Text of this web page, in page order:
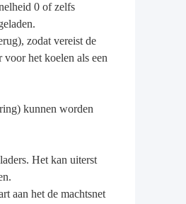
0 of zelfs
zodat vereist de
voor het koelen als een
kunnen worden
Het kan uiterst
aan het de machtsnet